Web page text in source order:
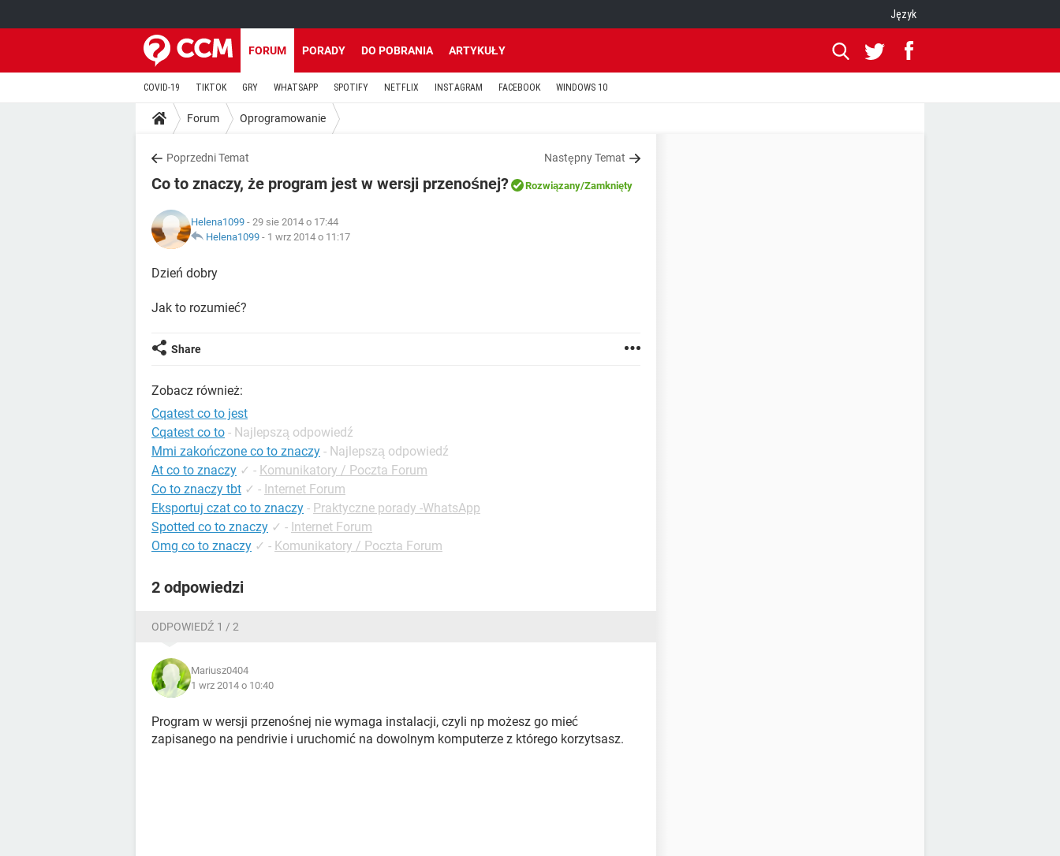
Język
FORUM PORADY DO POBRANIA ARTYKUŁY
COVID-19 TIKTOK GRY WHATSAPP SPOTIFY NETFLIX INSTAGRAM FACEBOOK WINDOWS 10
Forum Oprogramowanie
Poprzedni Temat Następny Temat
Co to znaczy, że program jest w wersji przenośnej? Rozwiązany/Zamknięty
Helena1099 - 29 sie 2014 o 17:44
Helena1099 - 1 wrz 2014 o 11:17
Dzień dobry
Jak to rozumieć?
Share
Zobacz również:
Cqatest co to jest
Cqatest co to - Najlepszą odpowiedź
Mmi zakończone co to znaczy - Najlepszą odpowiedź
At co to znaczy ✓ - Komunikatory / Poczta Forum
Co to znaczy tbt ✓ - Internet Forum
Eksportuj czat co to znaczy - Praktyczne porady -WhatsApp
Spotted co to znaczy ✓ - Internet Forum
Omg co to znaczy ✓ - Komunikatory / Poczta Forum
2 odpowiedzi
ODPOWIEDŹ 1 / 2
Mariusz0404
1 wrz 2014 o 10:40
Program w wersji przenośnej nie wymaga instalacji, czyli np możesz go mieć
zapisanego na pendrivie i uruchomić na dowolnym komputerze z którego korzytsasz.